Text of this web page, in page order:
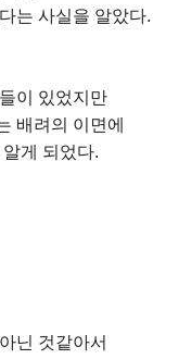
는 사실을 알았다.
이 있었지만
배려의 이면에
게 되었다.
닌 것같아서